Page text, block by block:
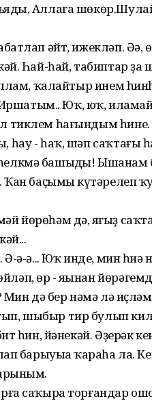
Аллаға
әйт, ижекләп. Әә,
Һай-һай, табиптар
ҡалайтыр инем
Юҡ, юҡ,
тиклем һағындым
һау - һаҡ, шәп саҡтағы
башыңды! Ышанам
Ҡан баҫымың күтәрелеп
йөрөһәм дә, яңғыҙ
ә-ә... Юҡ инде, мин һиңә
өр - яңынан
Мин дә бер нәмә лә
шыбыр тир булып
һин, йәнекәй. Әҙерәк
барыуыңа ҡараһа ла.
саҡыра торғандар